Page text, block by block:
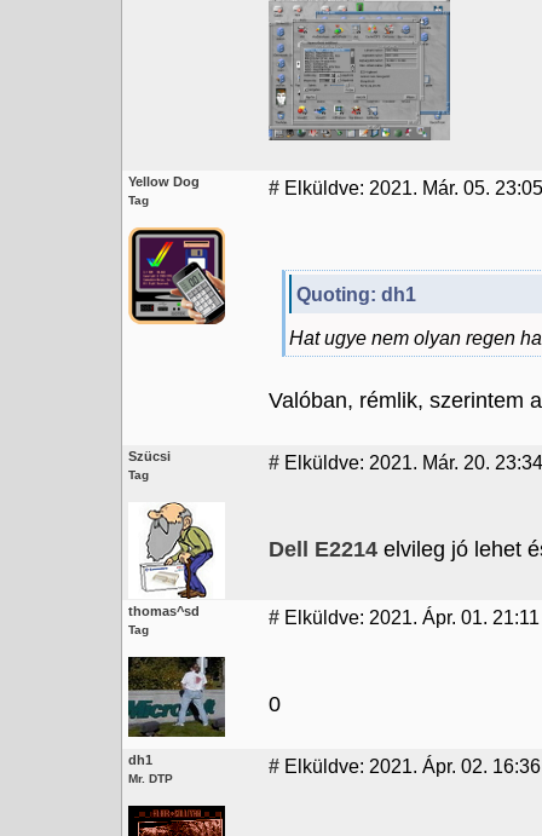
Yellow Dog
Tag
# Elküldve: 2021. Már. 05. 23:05
Quoting: dh1
Hat ugye nem olyan regen
Valóban, rémlik, szerintem
Szücsi
Tag
# Elküldve: 2021. Már. 20.
Dell E2214 elvileg jó lehet
thomas^sd
Tag
# Elküldve: 2021. Ápr. 01.
0
dh1
Mr. DTP
# Elküldve: 2021. Ápr. 02. 16:36